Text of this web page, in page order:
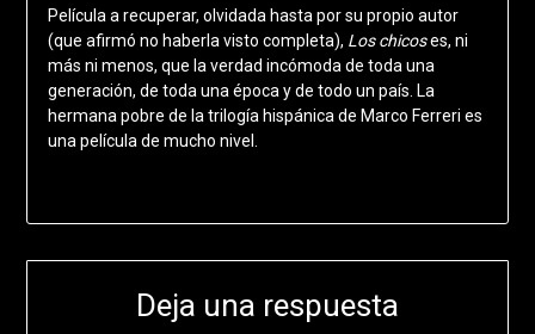
Película a recuperar, olvidada hasta por su propio autor
(que afirmó no haberla visto completa), Los chicoses, ni
más ni menos, que la verdad incómoda de toda una
generación, de toda una época y de todo un país. La
hermana pobre de la trilogía hispánica de Marco Ferreri es
una película de mucho nivel.
Deja una respuesta